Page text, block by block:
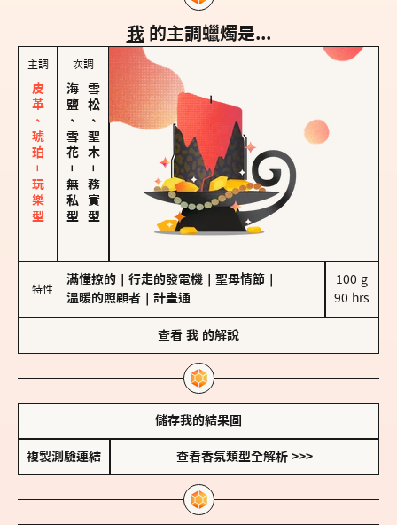
我 的主調蠟燭是...
主調
皮革、琥珀－玩樂型
次調
海鹽、雪花
－
無私型
雪松、聖木
－
務實型
特性
滿懂撩的 行走的發電機 聖母情節
溫暖的照顧者
計畫通
100 g
90 hrs
查看 我 的解說
儲存我的結果圖
複製測驗連結 查看香氛類型全解析 >>>